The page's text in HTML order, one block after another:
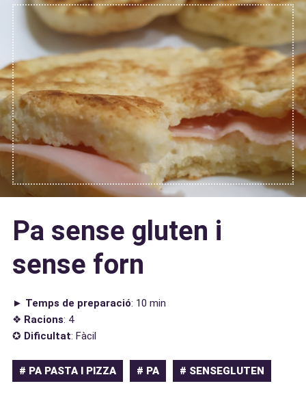
Pa sense gluten i
sense forn
► Temps de preparació: 10 min
❖ Racions: 4
✪ Dificultat: Fàcil
# PA PASTA I PIZZA # PA # SENSEGLUTEN